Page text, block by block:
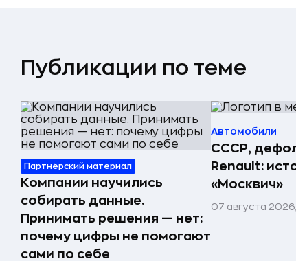
Публикации по теме
Партнёрский материал
Компании научились
собирать данные.
Принимать решения — нет:
почему цифры не помогают
сами по себе
Автомобили
СССР,
Renault:
«Москвич»
07 августа